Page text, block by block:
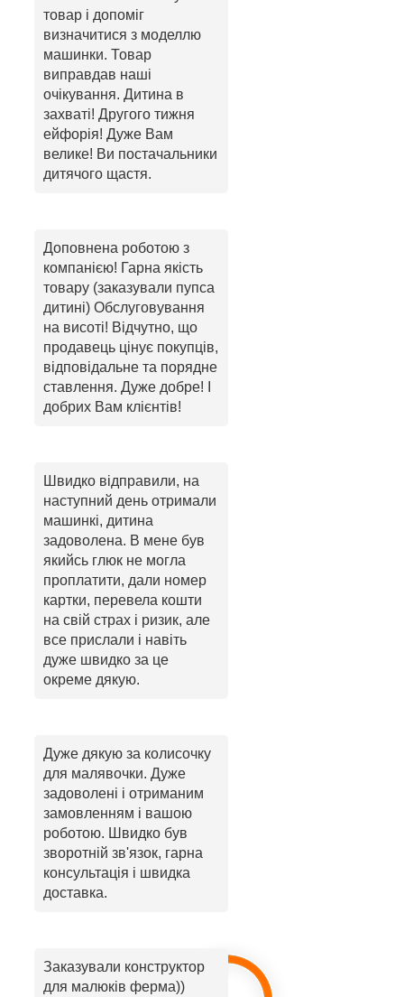
товар і допоміг
визначитися з моделлю
машинки. Товар
виправдав наші
очікування. Дитина в
захваті! Другого тижня
ейфорія! Дуже Вам
велике! Ви постачальники
дитячого щастя.
Доповнена роботою з
компанією! Гарна якість
товару (заказували пупса
дитині) Обслуговування
на висоті! Відчутно, що
продавець цінує покупців,
відповідальне та порядне
ставлення. Дуже добре! І
добрих Вам клієнтів!
Швидко відправили, на
наступний день отримали
машинкі, дитина
задоволена. В мене був
якийсь глюк не могла
проплатити, дали номер
картки, перевела кошти
на свій страх і ризик, але
все прислали і навіть
дуже швидко за це
окреме дякую.
Дуже дякую за колисочку
для малявочки. Дуже
задоволені і отриманим
замовленням і вашою
роботою. Швидко був
зворотній зв'язок, гарна
консультація і швидка
доставка.
Заказували конструктор
для малюків ферма))